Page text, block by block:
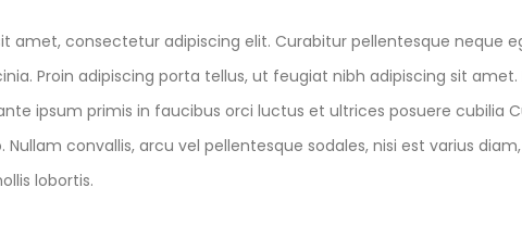
amet, consectetur adipiscing elit. Curabitur pellentesque neque
Proin adipiscing porta tellus, ut feugiat nibh adipiscing sit
ipsum primis in faucibus orci luctus et ultrices posuere cubilia
Nullam convallis, arcu vel pellentesque sodales, nisi est varius
lobortis.